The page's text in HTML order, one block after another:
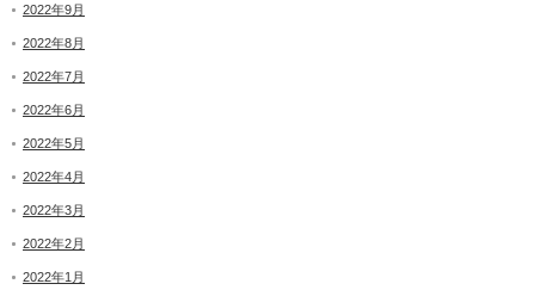
2022年9月
2022年8月
2022年7月
2022年6月
2022年5月
2022年4月
2022年3月
2022年2月
2022年1月